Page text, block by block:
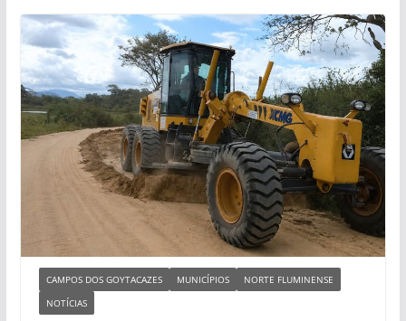
CAMPOS DOS GOYTACAZES MUNICÍPIOS
NORTE FLUMINENSE
NOTÍCIAS